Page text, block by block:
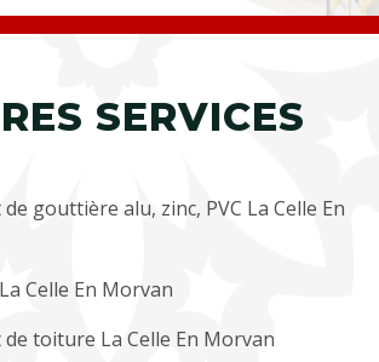
SERVICES
gouttière alu, zinc, PVC La Celle En
Celle En Morvan
toiture La Celle En Morvan